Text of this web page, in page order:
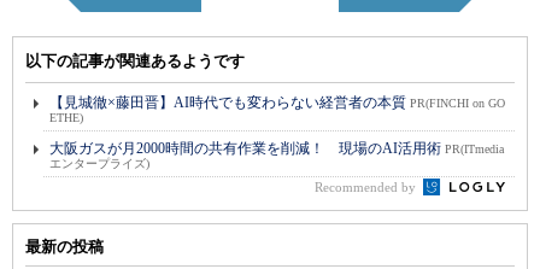
以下の記事が関連あるようです
【見城徹×藤田晋】AI時代でも変わらない経営者の本質 PR(FINCHI on GO
ETHE)
大阪ガスが月2000時間の共有作業を削減！ 現場のAI活用術 PR(ITmedia
エンタープライズ)
Recommended by
最新の投稿